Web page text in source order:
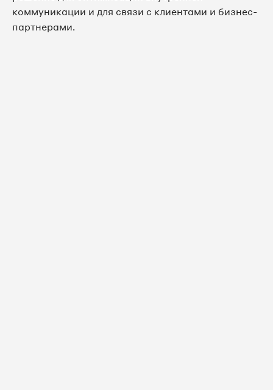
коммуникации и для связи с клиентами и бизнес-
партнерами.